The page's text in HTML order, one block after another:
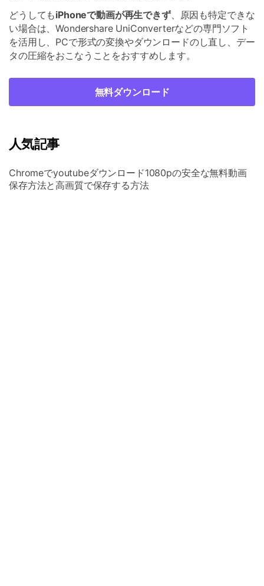
どうしてもiPhoneで動画が再生できず、原因も特定できな
い場合は、Wondershare UniConverterなどの専門ソフト
を活用し、PCで形式の変換やダウンロードのし直し、デー
タの圧縮をおこなうことをおすすめします。
無料ダウンロード
人気記事
Chromeでyoutubeダウンロード1080pの安全な無料動画
保存方法と高画質で保存する方法